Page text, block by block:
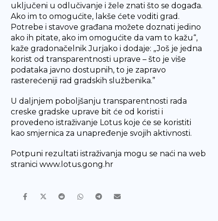
uključeni u odlučivanje i žele znati što se događa.
Ako im to omogućite, lakše ćete voditi grad.
Potrebe i stavove građana možete doznati jedino
ako ih pitate, ako im omogućite da vam to kažu“,
kaže gradonačelnik Jurjako i dodaje: „Još je jedna
korist od transparentnosti uprave – što je više
podataka javno dostupnih, to je zapravo
rasterećeniji rad gradskih službenika.”
U daljnjem poboljšanju transparentnosti rada
creske gradske uprave bit će od koristi i
provedeno istraživanje Lotus koje će se koristiti
kao smjernica za unapređenje svojih aktivnosti.
Potpuni rezultati istraživanja mogu se naći na web
stranici www.lotus.gong.hr